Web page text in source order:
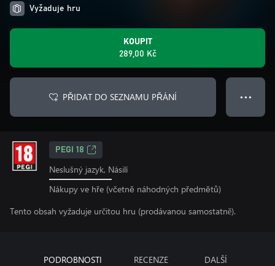
Vyžaduje hru
KOUPIT
289,00 Kč
PŘIDAT DO SEZNAMU PŘÁNÍ ● ● ●
PEGI 18
Neslušný jazyk, Násilí
Nákupy ve hře (včetně náhodných předmětů)
Tento obsah vyžaduje určitou hru (prodávanou samostatně).
PODROBNOSTI RECENZE DALŠÍ